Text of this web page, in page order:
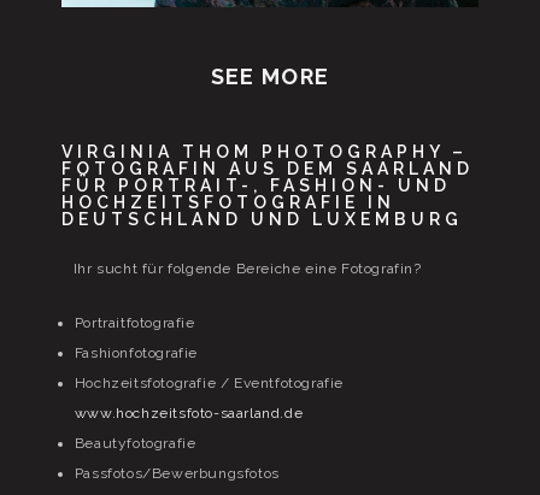
SEE MORE
VIRGINIA THOM PHOTOGRAPHY –
FOTOGRAFIN AUS DEM SAARLAND
FÜR PORTRAIT-, FASHION- UND
HOCHZEITSFOTOGRAFIE IN
DEUTSCHLAND UND LUXEMBURG
Ihr sucht für folgende Bereiche eine Fotografin?
Portraitfotografie
Fashionfotografie
Hochzeitsfotografie / Eventfotografie
www.hochzeitsfoto-saarland.de
Beautyfotografie
Passfotos/Bewerbungsfotos